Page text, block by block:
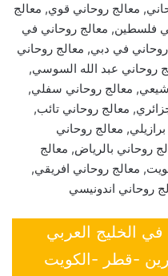
معالج روحاني قوي, معالج
فلسطين, معالج روحاني في
روحاني في دبي, معالج روحاني
روحاني عبد الله السوسي,
معالج روحاني سفلي,
معالج روحاني تائب,
معالج روحاني
روحاني بالرياض, معالج
معالج روحاني افريقي,
روحاني اندونيسي
في الخليج العربي
-قطر -الكويت